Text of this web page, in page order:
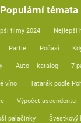
Populární témata
filmy 2024 Nejlepší
Partie Počasí
Auto – katalog 7
víno Tatarák podle
Výpočet ascendentu
palačinky Švestkový